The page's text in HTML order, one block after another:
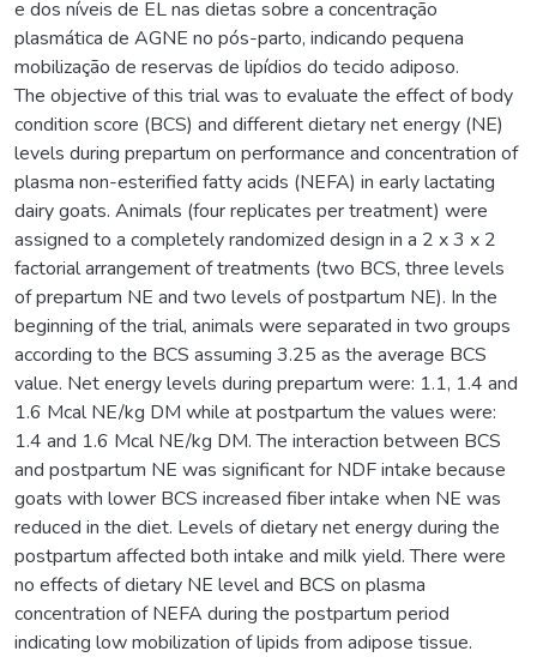
e dos níveis de EL nas dietas sobre a concentração
plasmática de AGNE no pós-parto, indicando pequena
mobilização de reservas de lipídios do tecido adiposo.
The objective of this trial was to evaluate the effect of body
condition score (BCS) and different dietary net energy (NE)
levels during prepartum on performance and concentration of
plasma non-esterified fatty acids (NEFA) in early lactating
dairy goats. Animals (four replicates per treatment) were
assigned to a completely randomized design in a 2 x 3 x 2
factorial arrangement of treatments (two BCS, three levels
of prepartum NE and two levels of postpartum NE). In the
beginning of the trial, animals were separated in two groups
according to the BCS assuming 3.25 as the average BCS
value. Net energy levels during prepartum were: 1.1, 1.4 and
1.6 Mcal NE/kg DM while at postpartum the values were:
1.4 and 1.6 Mcal NE/kg DM. The interaction between BCS
and postpartum NE was significant for NDF intake because
goats with lower BCS increased fiber intake when NE was
reduced in the diet. Levels of dietary net energy during the
postpartum affected both intake and milk yield. There were
no effects of dietary NE level and BCS on plasma
concentration of NEFA during the postpartum period
indicating low mobilization of lipids from adipose tissue.